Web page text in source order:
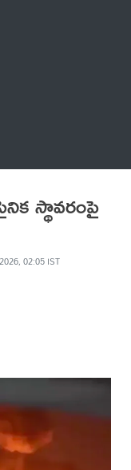
స్థావరంపై
02:05 IST